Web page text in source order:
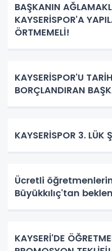
BAŞKANIN
KAYSERİSPOR'A
ÖRTMEMELİ!
KAYSERİSPOR'U
BORÇLANDIRAN
KAYSERİSPOR 3. LÜK
Ücretli
Büyükkılıç'tan
KAYSERİ'DE